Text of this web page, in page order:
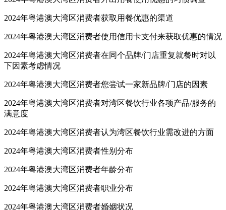
2024年粤港澳大湾区消费者获取用餐优惠的渠道
2024年粤港澳大湾区消费者使用信用卡支付来获取优惠的情况
2024年粤港澳大湾区消费者在同个品牌/门店重复就餐时对以
下因素考虑情况
2024年粤港澳大湾区消费者您尝试一家新品牌/门店的因素
2024年粤港澳大湾区消费者对湾区餐饮行业各项产品/服务的
满意度
2024年粤港澳大湾区消费者认为湾区餐饮行业需改进的方面
2024年粤港澳大湾区消费者性别分布
2024年粤港澳大湾区消费者年龄分布
2024年粤港澳大湾区消费者职业分布
2024年粤港澳大湾区消费者婚姻状况